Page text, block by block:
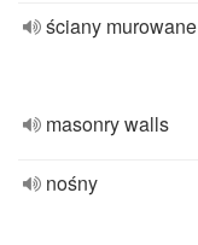
ściany murowane
masonry walls
nośny